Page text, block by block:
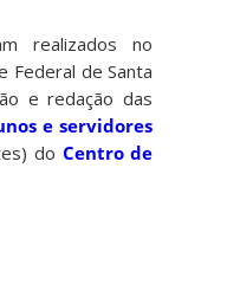
realizados no
Federal de Santa
e redação das
e servidores
do Centro de